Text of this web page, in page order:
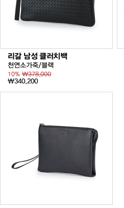
리갈 남성 클러치백
천연소가죽/블랙
10% ₩378,000
₩340,200